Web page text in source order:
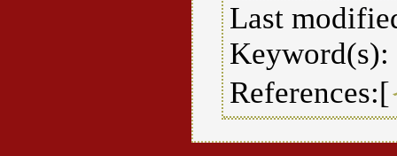
Last
Keyword(s):
References:[